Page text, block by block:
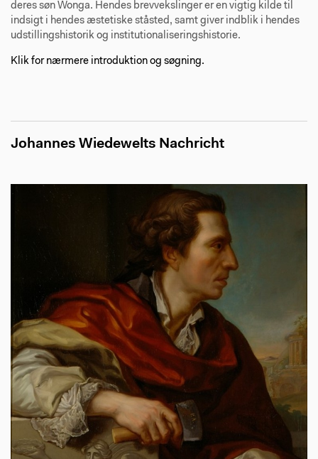
deres søn Wonga. Hendes brevvekslinger er en vigtig kilde til
indsigt i hendes æstetiske ståsted, samt giver indblik i hendes
udstillingshistorik og institutionaliseringshistorie.
Klik for nærmere introduktion og søgning.
Johannes Wiedewelts Nachricht